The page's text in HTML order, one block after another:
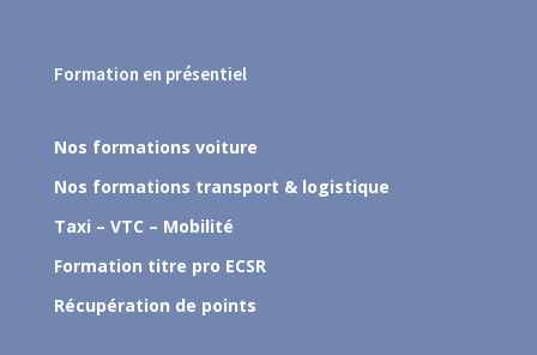
Formation en présentiel
Nos formations voiture
Nos formations transport & logistique
Taxi – VTC – Mobilité
Formation titre pro ECSR
Récupération de points